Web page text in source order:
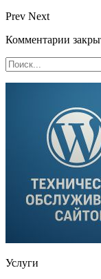
Prev Next
Комментарии
Услуги